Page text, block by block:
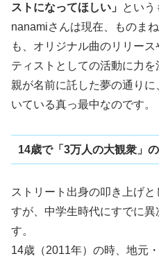
ストになってほしい」
という
nanamiさんは現在、ものま
も、オリジナル曲のリリー
ティストとしての活動に力
親が名前に託した夢の通り
いている真っ最中なのです。
14歳で「3万人の大観衆」
ストリート出身の叩き上げ
すが、中学生時代にすでに
す。
14歳（2011年）の時、地元